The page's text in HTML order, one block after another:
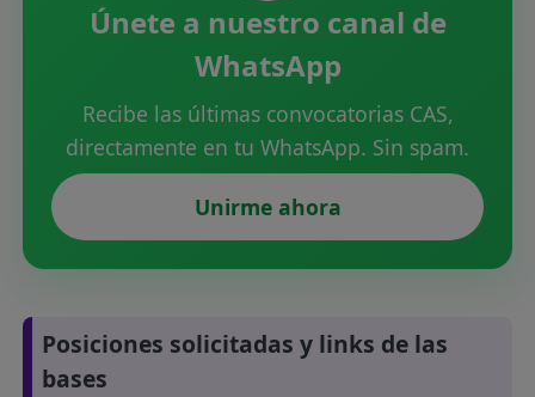
Únete a nuestro canal de
WhatsApp
Recibe las últimas convocatorias CAS,
directamente en tu WhatsApp. Sin spam.
Unirme ahora
Posiciones solicitadas y links de las
bases